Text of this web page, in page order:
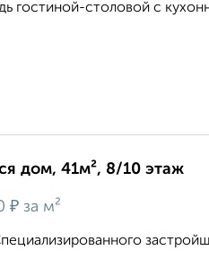
гостиной-столовой с
дом, 41м², 8/10 этаж
₽ за м²